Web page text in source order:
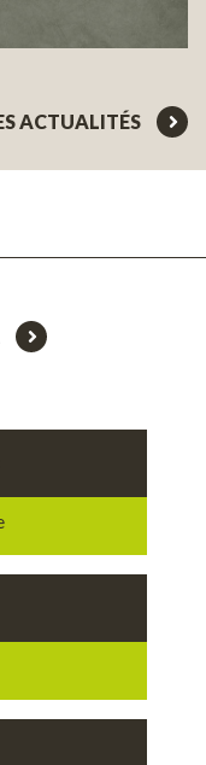
ACTUALITÉS